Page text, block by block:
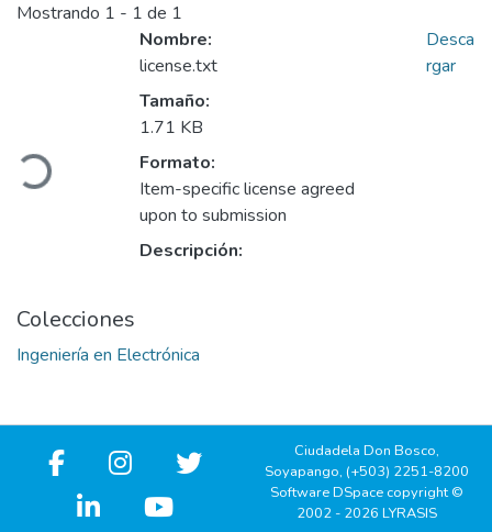
Mostrando 1 - 1 de 1
Cargando...
Nombre:
license.txt
Tamaño:
1.71 KB
Formato:
Item-specific license agreed
upon to submission
Descripción:
Desca
rgar
Colecciones
Ingeniería en Electrónica
Ciudadela Don Bosco,
Soyapango, (+503) 2251-8200
Software DSpace copyright ©
2002 - 2026 LYRASIS